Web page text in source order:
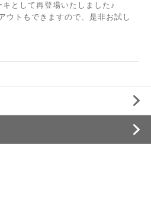
として再登場いたしました♪
ウトもできますので、是非お試し